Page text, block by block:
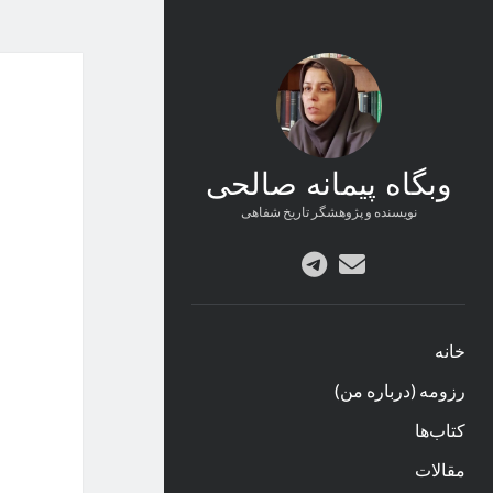
وبگاه پیمانه صالحی
نویسنده و پژوهشگر تاریخ شفاهی
پستtelegram
خانه
رزومه (درباره من)
کتاب‌ها
مقالات